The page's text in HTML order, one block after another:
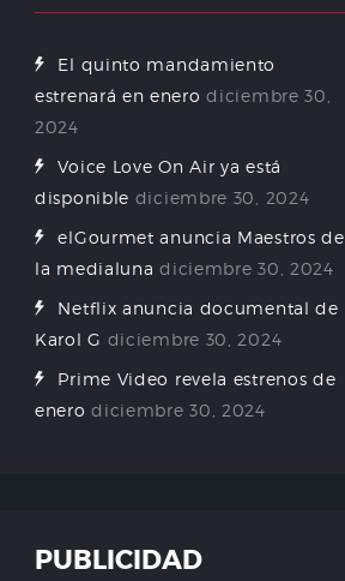
El quinto mandamiento
estrenará en enero diciembre 30,
2024
Voice Love On Air ya está
disponible diciembre 30, 2024
elGourmet anuncia Maestros de
la medialuna diciembre 30, 2024
Netflix anuncia documental de
Karol G diciembre 30, 2024
Prime Video revela estrenos de
enero diciembre 30, 2024
PUBLICIDAD